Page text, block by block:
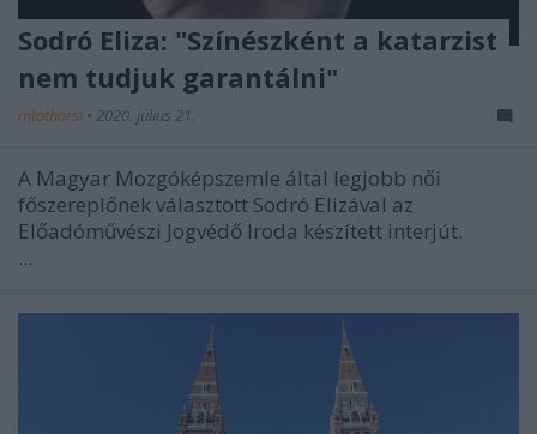
Sodró Eliza: "Színészként a katarzist
nem tudjuk garantálni"
mtothorsi • 2020. július 21.
A Magyar Mozgóképszemle által legjobb női
főszereplőnek választott Sodró Elizával az
Előadóművészi Jogvédő Iroda készített interjút.
...